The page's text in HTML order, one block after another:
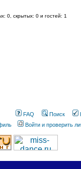
0, скрытых: 0 и гостей: 1
FAQ Поиск
Войти и проверить